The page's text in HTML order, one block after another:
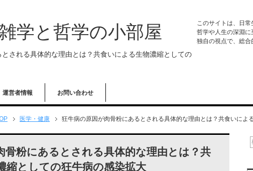
学と哲学の小部屋
される具体的な理由とは？共食いによる生物濃縮としての
このサイトは、日常
哲学や人生の深淵
独自の視点で、総
運営者情報 お問い合わせ
医学・健康 狂牛病の原因が肉骨粉にあるとされる具体的な理由とは？共食いによ
骨粉にあるとされる具体的な理由とは？共
縮としての狂牛病の感染拡大